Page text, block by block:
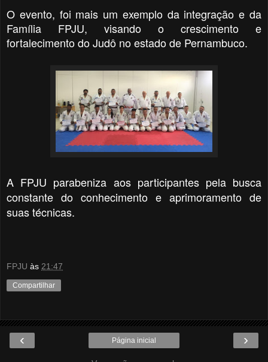
O evento, foi mais um exemplo da integração e da
Família FPJU, visando o crescimento e
fortalecimento do Judô no estado de Pernambuco.
A FPJU parabeniza aos participantes pela busca
constante do conhecimento e aprimoramento de
suas técnicas.
FPJU às 21:47
Compartilhar
‹ ›
Página inicial